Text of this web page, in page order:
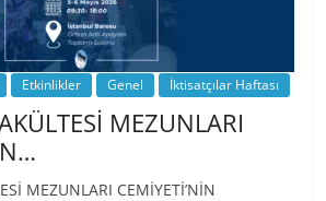
Etkinlikler Genel İktisatçılar Haftası
MEZUNLARI
MEZUNLARI CEMİYETİ’NİN